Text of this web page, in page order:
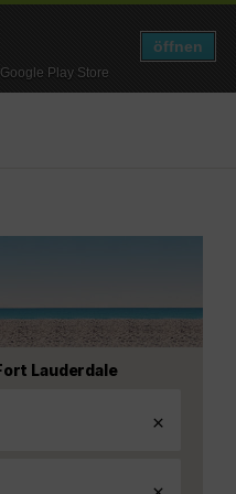
Play Store
öffnen
Lauderdale